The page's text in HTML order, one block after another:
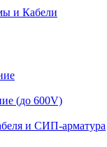
и Кабели
(до 600V)
и СИП-арматура